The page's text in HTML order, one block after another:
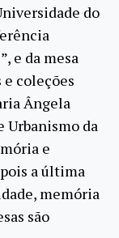
do
e da mesa
coleções
Ângela
Urbanismo da
e
a última
memória
são